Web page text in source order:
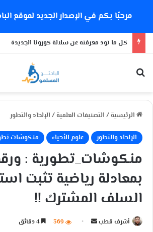
مرحبًا بكم في الإصدار الجديد لموقع
كل ما تود معرفته عن سلالة كورونا الجديدة
الرئيسية / التصنيفات العلمية / الإلحاد والتطور
الإلحاد والتطور علوم الأحياء منكوشات
منكوشات_تطورية :
بمعادلة رياضية تثبت
السلف المشترك !!
أشرف قطب 369